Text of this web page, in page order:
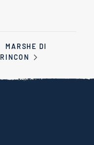
MARSHE DI
RINCON